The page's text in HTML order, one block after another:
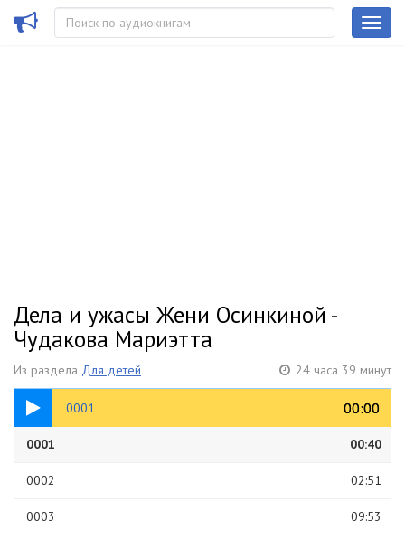
Дела и ужасы Жени Осинкиной -
Чудакова Мариэтта
Из раздела Для детей 24 часа 39 минут
0001 00:00
00:00
00:40
0001 00:40
0002 02:51
0003 09:53